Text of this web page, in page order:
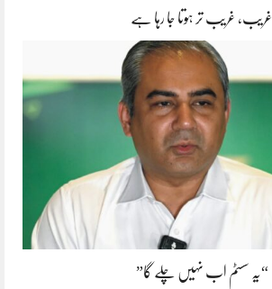
غریب، غریب تر ہوتا جا رہا ہے
“یہ سسٹم اب نہیں چلے گا”